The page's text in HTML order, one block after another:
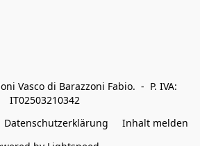
Vasco di Barazzoni Fabio.  -  P. IVA:
IT02503210342
Datenschutzerklärung
Inhalt melden